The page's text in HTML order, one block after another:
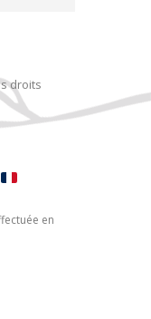
droits
en